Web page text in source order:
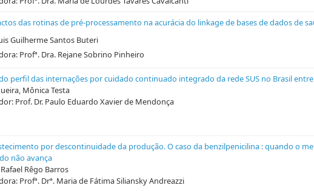
das rotinas de pré-processamento na acurácia do linkage de bases de dados de
Guilherme Santos Buteri
Profª. Dra. Rejane Sobrino Pinheiro
perfil das internações por cuidado continuado integrado da rede SUS no Brasil entre
Mônica Testa
Prof. Dr. Paulo Eduardo Xavier de Mendonça
por descontinuidade da produção. O caso da benzilpenicilina : quando o
não avança
Rêgo Barros
Profª. Drª. Maria de Fátima Siliansky Andreazzi